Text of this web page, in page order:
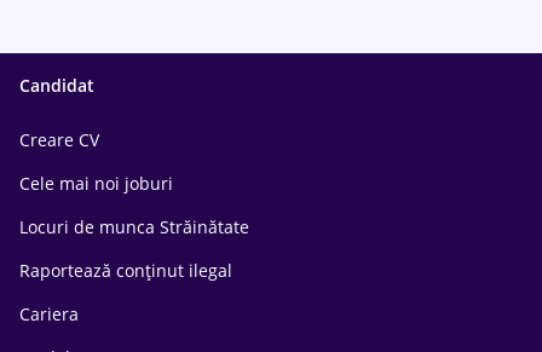
Candidat
Creare CV
Cele mai noi joburi
Locuri de munca Străinătate
Raportează conținut ilegal
Cariera